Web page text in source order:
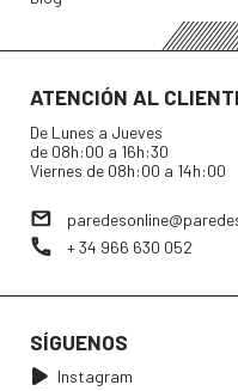
ATENCIÓN AL
De Lunes a Jueves
de 08h:00 a 16h:30
Viernes de 08h:00 a 14h:00
+ 34 966 630 052
SÍGUENOS
Instagram